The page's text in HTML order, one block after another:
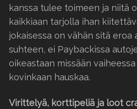
kanssa tulee toimeen ja niitä
kaikkiaan tarjolla ihan
jokaisessa on vähän sitä eroa
suhteen, ei Paybackissa
oikeastaan missään
kovinkaan hauskaa.
Virittelyä, korttipeliä ja loot